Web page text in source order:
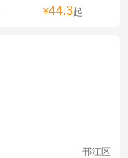
¥44.3起
邗江区